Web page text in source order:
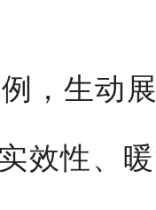
，生动
效性、